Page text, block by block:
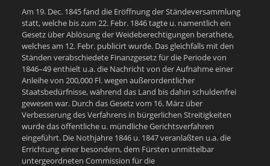
Am 19. Dec. 1845 fand die Eröffnung der Ständeversammlung
statt, welche bis zum 22. Febr. 1846 tagte u. namentlich ein
Gesetz über Ablösung der Weideberechtigungen berathete,
welches am 12. Febr. publicirt wurde. Das gleichfalls mit den
Ständen verabschiedete Finanzgesetz für die Periode von
1846–49 enthielt u.a. die Nachricht von der Aufnahme einer
Anleihe von 200,000 Fl. wegen außerordentlicher
Staatsbedürfnisse, während das Land bis dahin schuldenfrei
gewesen war. Durch das Gesetz vom 16. März über
Verbesserung des Verfahrens in bürgerlichen Streitigkeiten
wurde das öffentliche u. mündliche Gerichtsverfahren
eingeführt. Die Nothjahre 1846 u. 1847 veranlaßten u.a. die
Errichtung einer besondern, dem Fürsten unmittelbar
untergeordneten Commission für die